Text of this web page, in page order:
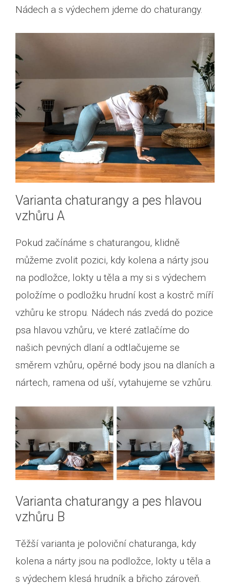
Nádech a s výdechem jdeme do chaturangy.
Varianta chaturangy a pes hlavou
vzhůru A
Pokud začínáme s chaturangou, klidně
můžeme zvolit pozici, kdy kolena a nárty jsou
na podložce, lokty u těla a my si s výdechem
položíme o podložku hrudní kost a kostrč míří
vzhůru ke stropu. Nádech nás zvedá do pozice
psa hlavou vzhůru, ve které zatlačíme do
našich pevných dlaní a odtlačujeme se
směrem vzhůru, opěrné body jsou na dlaních a
nártech, ramena od uší, vytahujeme se vzhůru.
Varianta chaturangy a pes hlavou
vzhůru B
Těžší varianta je poloviční chaturanga, kdy
kolena a nárty jsou na podložce, lokty u těla a
s výdechem klesá hrudník a břicho zároveň.